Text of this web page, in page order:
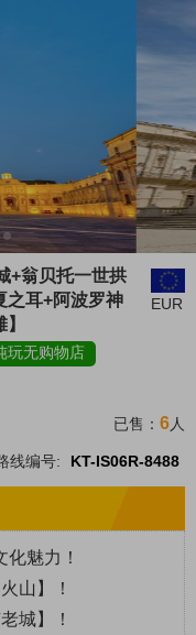
+翁贝托一世拱
之耳+阿波罗神
EUR
玩无购物店
已售： 6人
线编号: KT-IS06R-8488
化魅力！
山 】
！
城】
！